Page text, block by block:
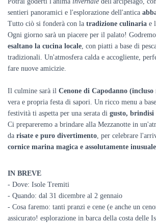
sentieri panoramici e l'esplorazione dell'antica
Tutto ciò si fonderà con la tradizione culinaria e
Ogni giorno sarà un piacere per il palato!
esaltano la cucina locale , con piatti a base di
tradizionali. Un'atmosfera calda e accogliente,
fare nuove amicizie.
Il culmine sarà il Cenone di Capodanno (incluso
vera e propria festa di sapori. Un ricco menu a
festività ti aspetta per una serata di gusto, brindisi
Ci prepareremo a brindare alla Mezzanotte in
da risate e puro divertimento , per celebrare
cornice marina magica e assolutamente inusuale
IN BREVE
- Dove: Isole Tremiti
- Quando: dal 31 dicembre al 2 gennaio
- Cosa faremo: tanti pranzi e cene (e anche un
assicurato! esplorazione in barca della costa delle